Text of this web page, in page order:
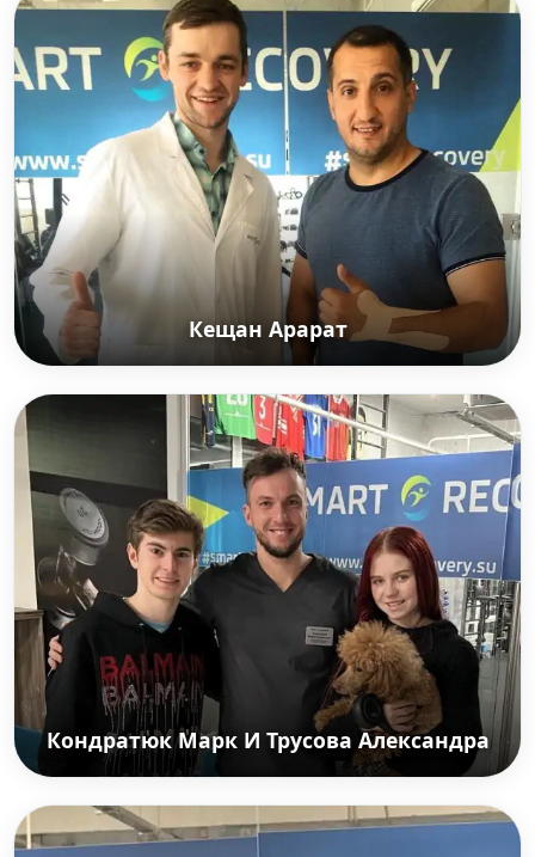
Российский футболист, защитник клуба
«Металлург» (Липецк). Клубная карьера —
«Зенит», «Зенит-2», «СКА-Хабаровск», «Ротор»,
«Крылья Советов», «Химки», «Металлург
(Липецк).
Кещан Арарат
Кещан Арарат
Российский комедийный актёр кино,
телевидения и КВН, радио и телеведущий
Кондратюк Марк И Трусова Александра
Кондратюк Марк И Трусова Александра